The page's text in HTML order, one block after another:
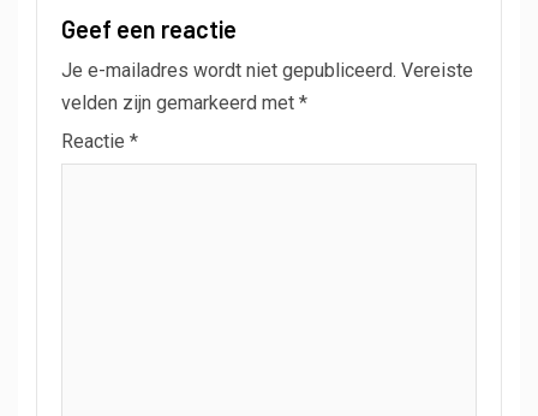
Geef een reactie
Je e-mailadres wordt niet gepubliceerd. Vereiste
velden zijn gemarkeerd met *
Reactie *